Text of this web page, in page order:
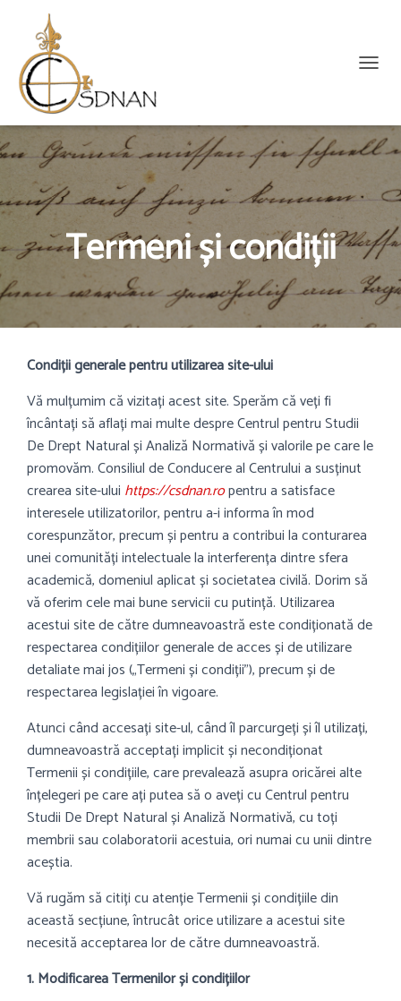
T
I
G
A
E
Termeni și condiții
Condiții generale pentru utilizarea site-ului
Vă mulțumim că vizitați acest site. Sperăm că veți fi
încântați să aflați mai multe despre Centrul pentru Studii
De Drept Natural și Analiză Normativăși valorile pe care le
promovăm. Consiliul de Conducere al Centrului a susținut
crearea site-ului https://csdnan.ropentru a satisface
interesele utilizatorilor, pentru a-i informa în mod
corespunzător, precum și pentru a contribui la conturarea
unei comunități intelectuale la interferența dintre sfera
academică, domeniul aplicat și societatea civilă. Dorim să
vă oferim cele mai bune servicii cu putință. Utilizarea
acestui site de către dumneavoastră este condiționată de
respectarea condițiilor generale de acces și de utilizare
detaliate mai jos („Termeni și condiții”), precum și de
respectarea legislației în vigoare.
Atunci când accesați site-ul, când îl parcurgeți și îl utilizați,
dumneavoastră acceptați implicit și necondiționat
Termenii și condițiile, care prevalează asupra oricărei alte
înțelegeri pe care ați putea să o aveți cu Centrul pentru
Studii De Drept Natural și Analiză Normativă, cu toți
membrii sau colaboratorii acestuia, ori numai cu unii dintre
aceștia.
Vă rugăm să citiți cu atenție Termenii și condițiile din
această secțiune, întrucât orice utilizare a acestui site
necesită acceptarea lor de către dumneavoastră.
1. Modificarea Termenilor și condițiilor